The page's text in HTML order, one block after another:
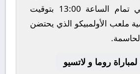
تمام الساعة 13:00 بتوقيت
ملعب الأولمبيكو الذي يحتضن
لمباراة روما و لاتسيو